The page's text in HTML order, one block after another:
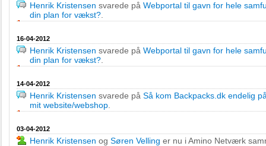
Henrik Kristensen svarede på Webportal til gavn for hele
din plan for vækst?
16-04-2012
Henrik Kristensen svarede på Webportal til gavn for hele
din plan for vækst?
14-04-2012
Henrik Kristensen svarede på Så kom Backpacks.dk endelig
mit website/webshop
03-04-2012
Henrik Kristensen og Søren Velling er nu i Amino Netværk